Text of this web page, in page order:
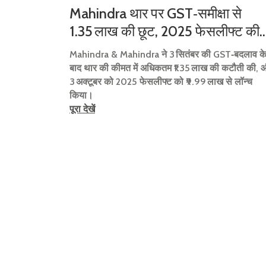
Mahindra थार पर GST‑समीक्षा से
₹1.35 लाख की छूट, 2025 फेसलीफ्ट की
कीमत ₹9.99 लाख
Mahindra & Mahindra ने 3 सितंबर की GST‑बदलाव के
बाद थार की कीमत में अधिकतम ₹1.35 लाख की कटौती की,
3 अक्टूबर को 2025 फेसलीफ्ट को ₹9.99 लाख से लॉन्च
किया।
पूरा देखें